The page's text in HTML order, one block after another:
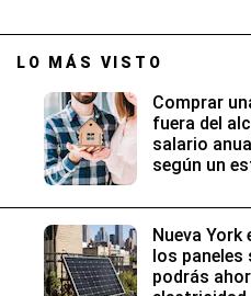
LO MÁS VISTO
Comprar
fuera del
salario
según un
Nueva
los
podrás